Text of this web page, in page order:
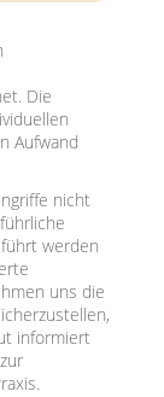
Die
Aufwand
nicht
werden
uns die
informiert